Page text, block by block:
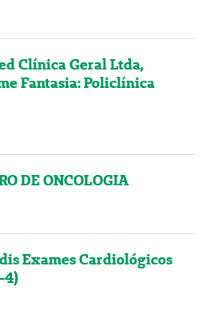
Clínica Geral Ltda,
Fantasia: Policlínica
DE ONCOLOGIA
Exames Cardiológicos
4)